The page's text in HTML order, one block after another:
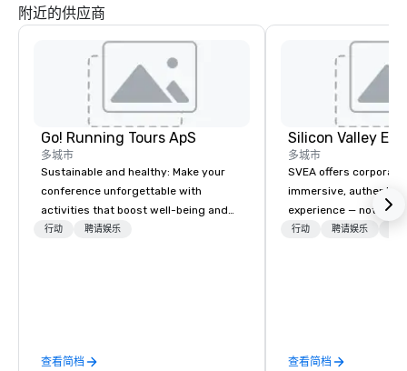
附近的供应商
Go! Running Tours ApS
多城市
Sustainable and healthy: Make your
conference unforgettable with
activities that boost well-being and
lower carbon footprints. Explore the
行动 聘请娱乐
查看简档
多城市
SVEA offers
immersive, authentic
experience — not a
transformation. We
offsites. Whether
行动 聘请娱乐
查看简档